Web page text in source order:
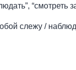
“смотреть
слежу /